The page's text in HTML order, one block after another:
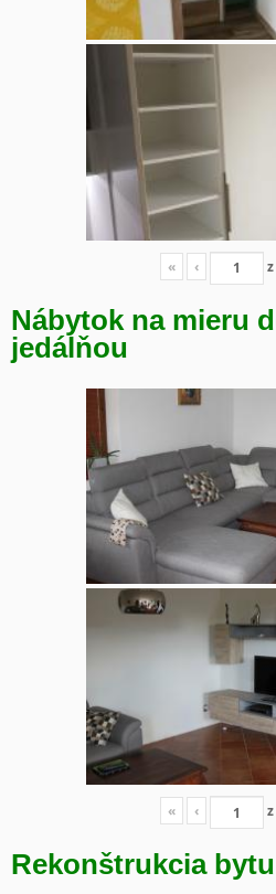
« ‹ z
Nábytok na mieru
jedálňou
« ‹ z
Rekonštrukcia